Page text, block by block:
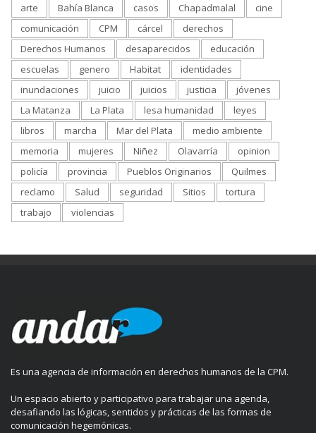
arte Bahía Blanca casos Chapadmalal
cine
comunicación
CPM cárcel
derechos
Derechos Humanos
desaparecidos
educación
escuelas
genero Habitat
identidades
inundaciones
juicio juicios justicia
jóvenes
La Matanza
La Plata lesa humanidad
leyes
libros
marcha Mar del Plata
medio ambiente
memoria
mujeres Niñez Olavarría
opinion
policía
provincia Pueblos Originarios
Quilmes
reclamo
Salud seguridad Sitios
tortura
trabajo
violencias
Es una agencia de información en derechos humanos de la CPM.
Un espacio abierto y participativo para trabajar una agenda,
desafiando las lógicas, sentidos y prácticas de las formas de
comunicación hegemónicas.